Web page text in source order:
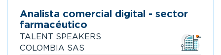
Analista comercial digital - sector
farmacéutico
TALENT SPEAKERS
COLOMBIA SAS